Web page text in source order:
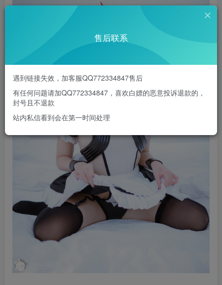
售后联系
遇到链接失效，加客服QQ772334847售后
有任何问题请加QQ772334847，喜欢白嫖的恶意投诉退款的，
封号且不退款
站内私信看到会在第一时间处理